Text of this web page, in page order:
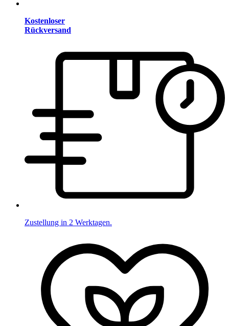
Kostenloser
Rückversand
Zustellung in 2 Werktagen.